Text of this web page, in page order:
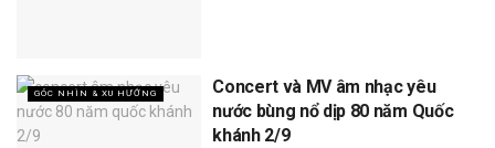
GÓC NHÌN & XU HƯỚNG
Concert và MV âm nhạc yêu
nước bùng nổ dịp 80 năm Quốc
khánh 2/9